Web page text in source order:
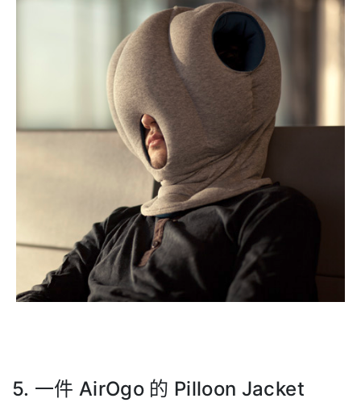
5. 一件 AirOgo 的 Pilloon Jacket